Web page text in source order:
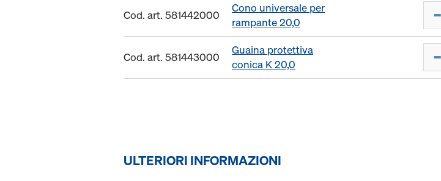
Cod. art. 581442000
Cono universale per
rampante 20,0
Cod. art. 581443000
Guaina protettiva
conica K 20,0
ULTERIORI INFORMAZIONI